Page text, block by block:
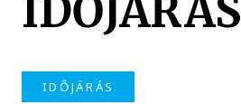
IDŐJÁRÁS
IDŐJÁRÁS